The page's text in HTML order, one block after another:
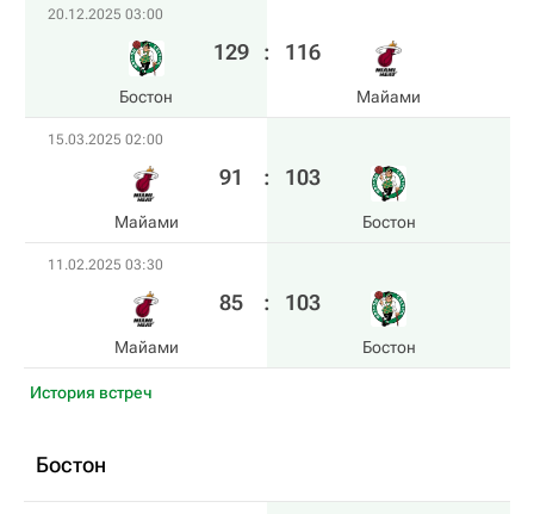
20.12.2025 03:00
Бостон
129 : 116
Майами
15.03.2025 02:00
Майами
91 : 103
Бостон
11.02.2025 03:30
Майами
85 : 103
Бостон
История встреч
Бостон